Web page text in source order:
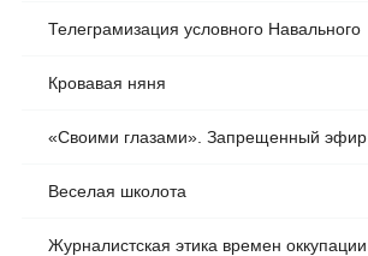
Телеграмизация условного Навального
Кровавая няня
«Своими глазами». Запрещенный эфир
Веселая школота
Журналистская этика времен оккупации